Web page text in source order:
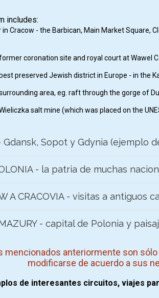
includes:
Cracow - the Barbican, Main Market Square,
coronation site and royal court at Wawel
preserved Jewish district in Europe - in the
area, eg. raft through the gorge of
salt mine (which was placed on the
Gdansk, Sopot y Gdynia (ejemplo
- la patria de muchas
A CRACOVIA - visitas a antiguos
MAZURY - capital de Polonia y
mencionados anteriormente son
modificarse de acuerdo a sus
de interesantes circuitos, viajes